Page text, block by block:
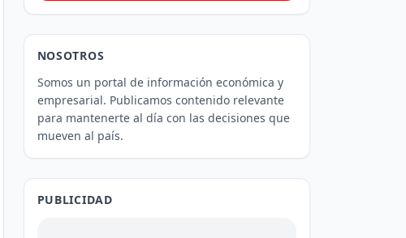
NOSOTROS
Somos un portal de información económica y
empresarial. Publicamos contenido relevante
para mantenerte al día con las decisiones que
mueven al país.
PUBLICIDAD